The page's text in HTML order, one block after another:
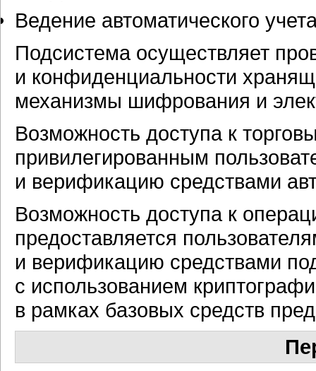
Ведение автоматического
Подсистема осуществляет
и конфиденциальности
механизмы шифрования и
Возможность доступа к
привилегированным
и верификацию средствами
Возможность доступа к
предоставляется
и верификацию средствами
с использованием
в рамках базовых средств